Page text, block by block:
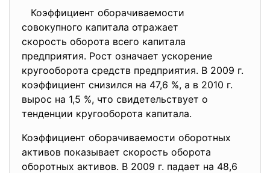
Коэффициент оборачиваемости
совокупного капитала отражает
скорость оборота всего капитала
предприятия. Рост означает ускорение
кругооборота средств предприятия. В 2009 г.
коэффициент снизился на 47,6 %, а в 2010 г.
вырос на 1,5 %, что свидетельствует о
тенденции кругооборота капитала.
Коэффициент оборачиваемости оборотных
активов показывает скорость оборота
оборотных активов. В 2009 г. падает на 48,6